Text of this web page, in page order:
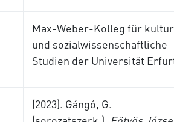
Max-Weber-Kolleg für
und sozialwissenschaftliche
Studien der Universität
(2023). Gángó, G.